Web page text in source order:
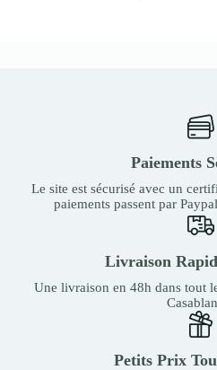
Paiements
Le site est sécurisé avec un
paiements passent par
Livraison
Une livraison en 48h dans tout
Petits Prix